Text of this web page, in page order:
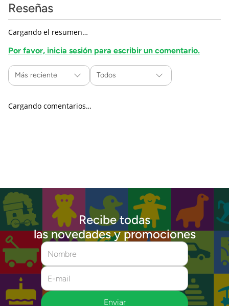
Reseñas
Cargando el resumen…
Por favor, inicia sesión para escribir un comentario.
Más reciente Todos
Cargando comentarios…
Recibe todas
las novedades y promociones
Enviar